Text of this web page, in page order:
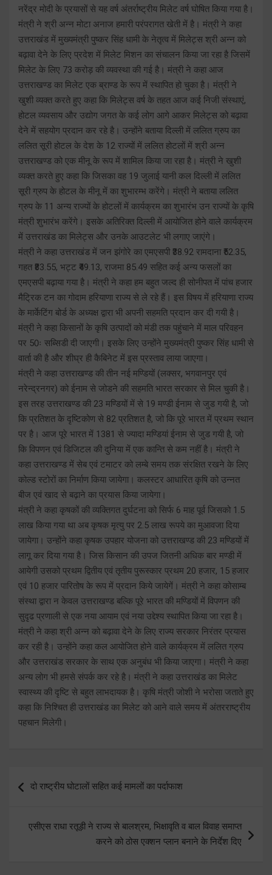
नरेंद्र मोदी के प्रयासों से यह वर्ष अंतर्राष्ट्रीय मिलेट वर्ष घोषित किया गया है।
मंत्री ने श्री अन्न मोटा अनाज हमारी परंपरागत खेती में है। मंत्री ने कहा
उत्तराखंड में मुख्यमंत्री पुष्कर सिंह धामी के नेतृत्व में मिलेट्स श्री अन्न को
बढ़ावा देने के लिए प्रदेश में मिलेट मिशन का संचालन किया जा रहा है जिसमें
मिलेट के लिए 73 करोड़ की व्यवस्था की गई है। मंत्री ने कहा आज
उत्तराखण्ड का मिलेट एक ब्राण्ड के रूप में स्थापित हो चुका है। मंत्री ने
खुशी व्यक्त करते हुए कहा कि मिलेट्स वर्ष के तहत आज कई निजी संस्थाएं,
होटल व्यवसाय और उद्योग जगत के कई लोग आगे आकर मिलेट्स को बढ़ावा
देने में सहयोग प्रदान कर रहे है। उन्होंने बताया दिल्ली में ललित ग्रुप का
ललित सूरी होटल के देश के 12 राज्यों में ललित होटलों में श्री अन्न
उत्तराखण्ड को एक मीनू के रूप में शामिल किया जा रहा है। मंत्री ने खुशी
व्यक्त करते हुए कहा कि जिसका वह 19 जुलाई यानी कल दिल्ली में ललित
सूरी ग्रुप के होटल के मीनू में का शुभारम्भ करेंगे। मंत्री ने बताया ललित
ग्रुप के 11 अन्य राज्यों के होटलों में कार्यक्रम का शुभारंभ उन राज्यों के कृषि
मंत्री शुभारंभ करेंगे। इसके अतिरिक्त दिल्ली में आयोजित होने वाले कार्यक्रम
में उत्तराखंड का मिलेट्स और उनके आउटलेट भी लगाए जाएंगे।
मंत्री ने कहा उत्तराखंड में जन झंगोरे का एमएसपी ₹38.92 रामदाना ₹52.35,
गहत ₹83.55, भट्ट ₹49.13, राजमा 85.49 सहित कई अन्य फसलों का
एमएसपी बढ़ाया गया है। मंत्री ने कहा हम बहुत जल्द ही सोनीपत में पांच हजार
मैट्रिक टन का गोदाम हरियाणा राज्य से ले रहे हैं। इस विषय में हरियाणा राज्य
के मार्केटिंग बोर्ड के अध्यक्ष द्वारा भी अपनी सहमति प्रदान कर दी गयी है।
मंत्री ने कहा किसानों के कृषि उत्पादों को मंडी तक पहुंचाने में माल परिवहन
पर 50ः सब्सिडी दी जाएगी। इसके लिए उन्होंने मुख्यमंत्री पुष्कर सिंह धामी से
वार्ता की है और शीघ्र ही कैबिनेट में इस प्रस्ताव लाया जाएगा।
मंत्री ने कहा उत्तराखण्ड की तीन नई मण्डियों (लक्सर, भगवानपुर एवं
नरेन्द्रनगर) को ईनाम से जोडने की सहमति भारत सरकार से मिल चुकी है।
इस तरह उत्तराखण्ड की 23 मण्डियों में से 19 मण्डी ईनाम से जुड गयी है, जो
कि प्रतिशत के दृष्टिकोण से 82 प्रतिशत है, जो कि पूरे भारत में प्रथम स्थान
पर है। आज पूरे भारत में 1381 से ज्यादा मण्डियां ईनाम से जुड गयी है, जो
कि विपणन एवं डिजिटल की दुनिया में एक कान्ति से कम नहीं है। मंत्री ने
कहा उत्तराखण्ड में सेब एवं टमाटर को लम्बे समय तक संरक्षित रखने के लिए
कोल्ड स्टोरों का निर्माण किया जायेगा। कलस्टर आधारित कृषि को उन्नत
बीज एवं खाद से बढ़ाने का प्रयास किया जायेगा।
मंत्री ने कहा कृषकों की व्यक्तिगत दुर्घटना को सिर्फ 6 माह पूर्व जिसको 1.5
लाख किया गया था अब कृषक मृत्यु पर 2.5 लाख रूपये का मुआवजा दिया
जायेगा। उन्होंने कहा कृषक उपहार योजना को उत्तराखण्ड की 23 मण्डियों में
लागू कर दिया गया है। जिस किसान की उपज जितनी अधिक बार मण्डी में
आयेगी उसको प्रथम द्वितीय एवं तृतीय पुरूस्कार प्रथम 20 हजार, 15 हजार
एवं 10 हजार पारितोष के रूप में प्रदान किये जायेगें। मंत्री ने कहा कोसाम्ब
संस्था द्वारा न केवल उत्तराखण्ड बल्कि पूरे भारत की मण्डियों में विपणन की
सुदृढ प्रणाली से एक नया आयाम एवं नया उद्देश्य स्थापित किया जा रहा है।
मंत्री ने कहा श्री अन्न को बढ़ावा देने के लिए राज्य सरकार निरंतर प्रयास
कर रही है। उन्होंने कहा कल आयोजित होने वाले कार्यक्रम में ललित ग्रुप
और उत्तराखंड सरकार के साथ एक अनुबंध भी किया जाएगा। मंत्री ने कहा
अन्य लोग भी हमसे संपर्क कर रहे है। मंत्री ने कहा उत्तराखंड का मिलेट
स्वास्थ्य की दृष्टि से बहुत लाभदायक है। कृषि मंत्री जोशी ने भरोसा जताते हुए
कहा कि निश्चित ही उत्तराखंड का मिलेट को आने वाले समय में अंतरराष्ट्रीय
पहचान मिलेगी।
navigation
दो राष्ट्रीय घोटालों सहित कई मामलों का पर्दाफाश
एसीएस राधा रतूड़ी ने राज्य से बालश्रम, भिक्षावृति व बाल विवाह समाप्त
करने को ठोस एक्शन प्लान बनाने के निर्देश दिए